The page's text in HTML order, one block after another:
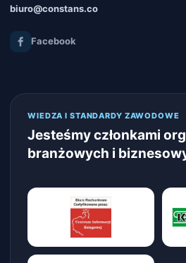
biuro@constans.co
Facebook
WIEDZA I STANDARDY ZAWODOWE
Jesteśmy członkami
branżowych i